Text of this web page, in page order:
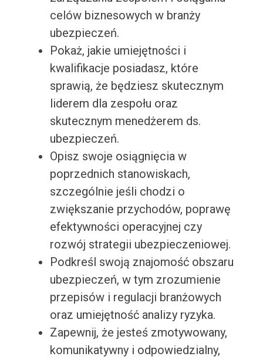
celów biznesowych w branży
ubezpieczeń.
Pokaż, jakie umiejętności i
kwalifikacje posiadasz, które
sprawią, że będziesz skutecznym
liderem dla zespołu oraz
skutecznym menedżerem ds.
ubezpieczeń.
Opisz swoje osiągnięcia w
poprzednich stanowiskach,
szczególnie jeśli chodzi o
zwiększanie przychodów, poprawę
efektywności operacyjnej czy
rozwój strategii ubezpieczeniowej.
Podkreśl swoją znajomość obszaru
ubezpieczeń, w tym zrozumienie
przepisów i regulacji branżowych
oraz umiejętność analizy ryzyka.
Zapewnij, że jesteś zmotywowany,
komunikatywny i odpowiedzialny,